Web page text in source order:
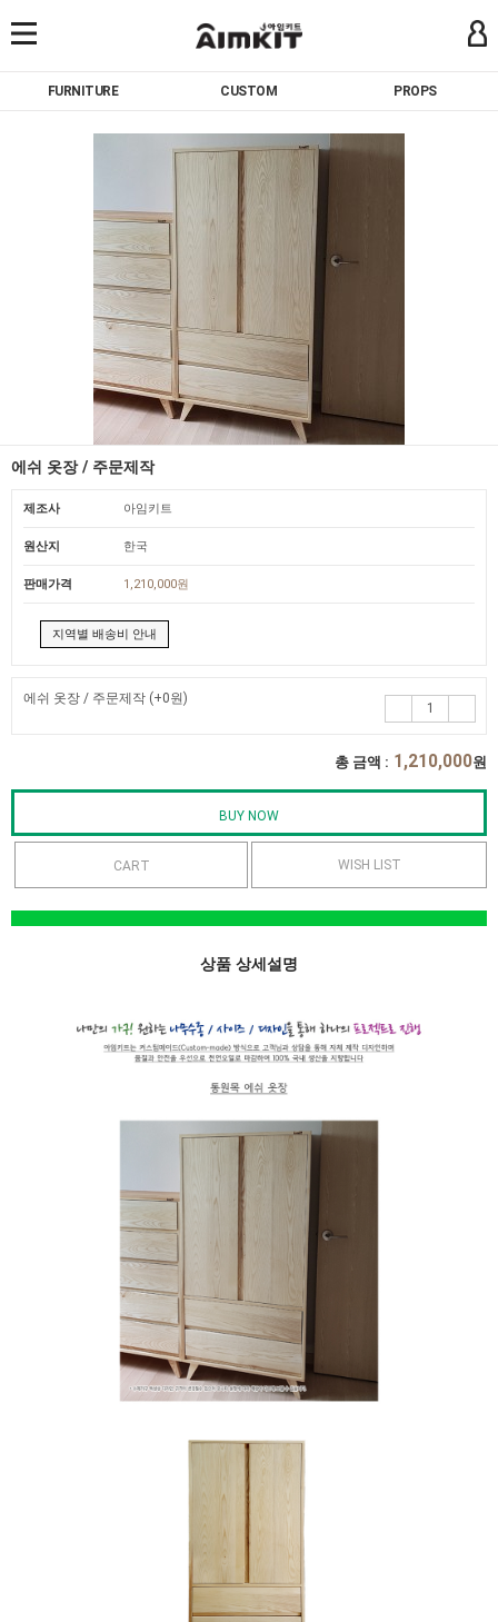
FURNITURE CUSTOM PROPS
에쉬 옷장 / 주문제작
제조사 아임키트
원산지 한국
판매가격 1,210,000원
지역별 배송비 안내
에쉬 옷장 / 주문제작 (+0원)
총 금액 : 1,210,000원
WISH LIST
상품 상세설명